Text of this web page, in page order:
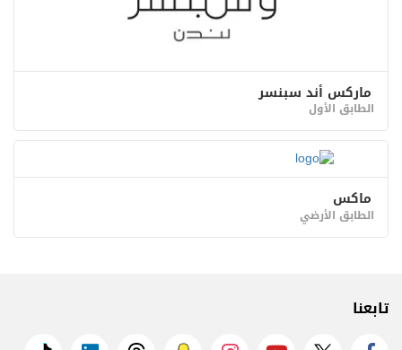
ماركس أند سبنسر
الطابق الأول
ماكس
الطابق الأرضي
تابعنا